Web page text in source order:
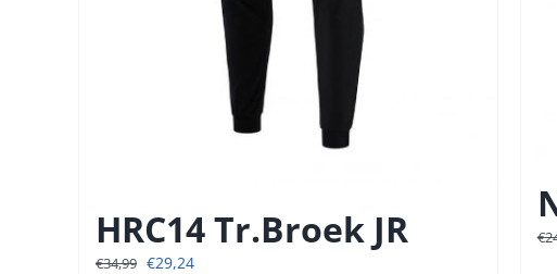
HRC14 Tr.Broek JR
€34,99 Oorspronkelijke
€29,24Huidige
€